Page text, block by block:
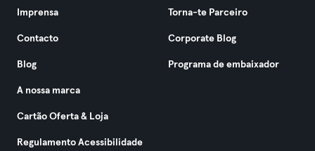
Imprensa
Contacto
Blog
A nossa marca
Cartão Oferta & Loja
Regulamento Acessibilidade
Torna-te Parceiro
Corporate Blog
Programa de embaixador